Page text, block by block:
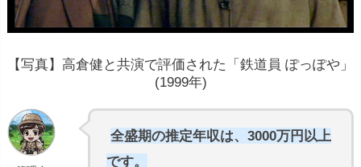
【写真】高倉健と共演で評価された「鉄道員 ぽっぽや」
(1999年)
全盛期の推定年収は、3000万円以上
です。